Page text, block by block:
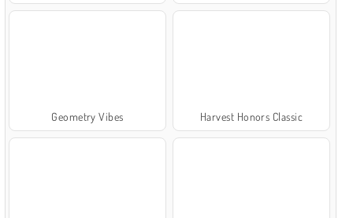
Geometry Vibes Harvest Honors Classic